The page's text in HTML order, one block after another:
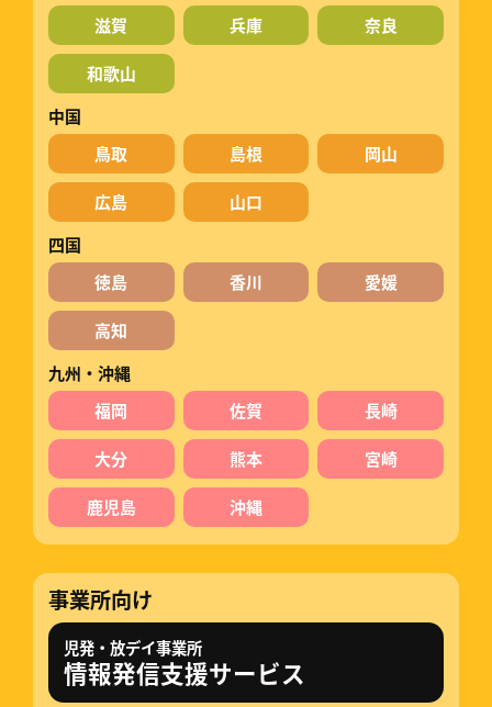
滋賀 兵庫 奈良
和歌山
中国
鳥取
島根 岡山
広島
山口
四国
徳島
香川 愛媛
高知
九州・沖縄
福岡
佐賀 長崎
大分 熊本 宮崎
鹿児島 沖縄
事業所向け
児発・放デイ事業所
情報発信支援サービス